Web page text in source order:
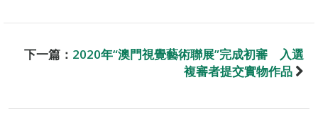
下一篇： 2020年“澳門視覺藝術聯展”完成初審 入選
複審者提交實物作品